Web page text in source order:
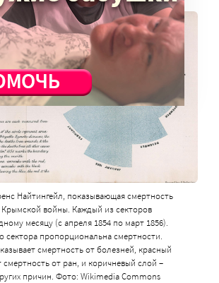
Найтингейл, показывающая смертность
войны. Каждый из секторов
месяцу (с апреля 1854 по март 1856).
сектора пропорциональна смертности.
смертность от болезней, красный
смертность от ран, и коричневый слой –
причин. Фото: Wikimedia Commons